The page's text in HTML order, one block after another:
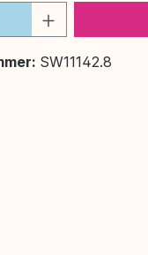
Anzahl: Gib
SW11142.8